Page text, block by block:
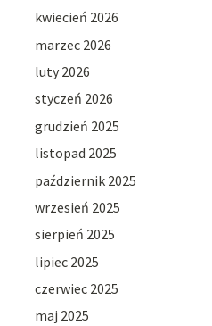
kwiecień 2026
marzec 2026
luty 2026
styczeń 2026
grudzień 2025
listopad 2025
październik 2025
wrzesień 2025
sierpień 2025
lipiec 2025
czerwiec 2025
maj 2025